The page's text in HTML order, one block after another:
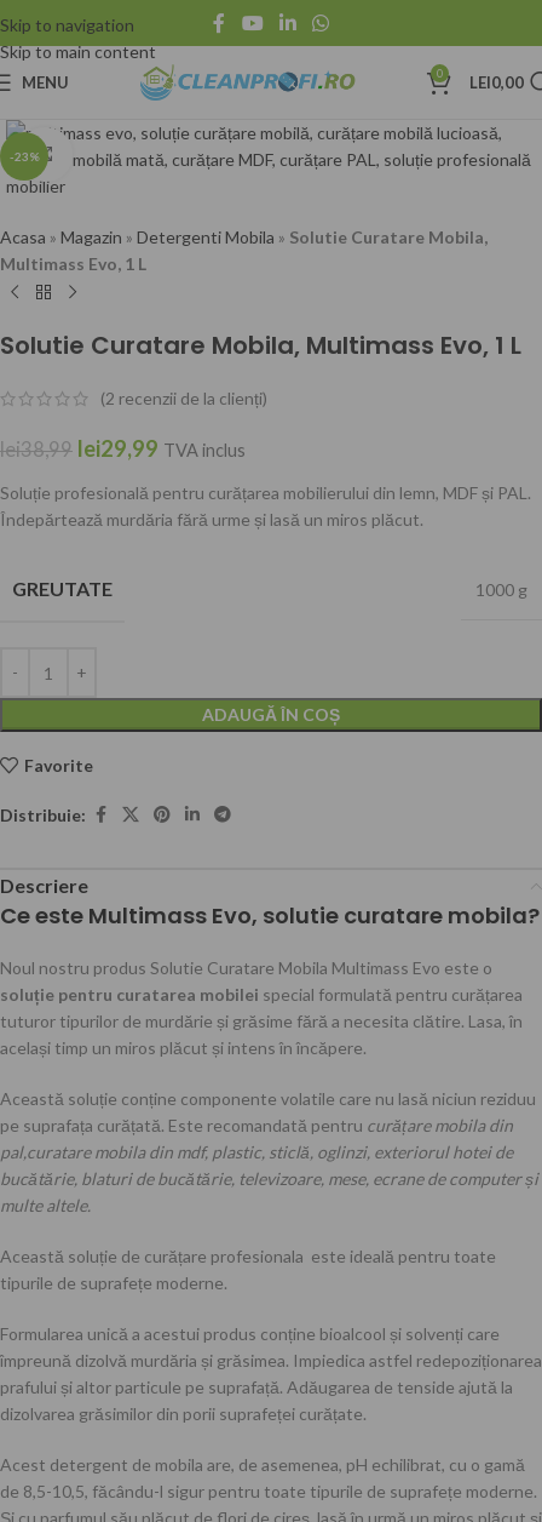
Skip to navigation
Skip to main content
MENU 0 LEI0,00
-23% Click to enlarge
Acasa » Magazin » Detergenti Mobila » Solutie Curatare Mobila,
Multimass Evo, 1 L
Solutie Curatare Mobila, Multimass Evo, 1 L
(2 recenzii de la clienți)
lei38,99 lei29,99 TVA inclus
Soluție profesională pentru curățarea mobilierului din lemn, MDF și PAL.
Îndepărtează murdăria fără urme și lasă un miros plăcut.
GREUTATE 1000 g
ADAUGĂ ÎN COȘ
Favorite
Distribuie:
Descriere
Ce este Multimass Evo, solutie curatare mobila?
Noul nostru produs Solutie Curatare Mobila Multimass Evo este o
soluție pentru curatarea mobilei special formulată pentru curățarea
tuturor tipurilor de murdărie și grăsime fără a necesita clătire. Lasa, în
același timp un miros plăcut și intens în încăpere.
Această soluție conține componente volatile care nu lasă niciun reziduu
pe suprafața curățată. Este recomandată pentru curățare mobila din
pal,curatare mobila din mdf, plastic, sticlă, oglinzi, exteriorul hotei de
bucătărie, blaturi de bucătărie, televizoare, mese, ecrane de computer și
multe altele.
Această soluție de curățare profesionala este ideală pentru toate
tipurile de suprafețe moderne.
Formularea unică a acestui produs conține bioalcool și solvenți care
împreună dizolvă murdăria și grăsimea. Impiedica astfel redepoziționarea
prafului și altor particule pe suprafață. Adăugarea de tenside ajută la
dizolvarea grăsimilor din porii suprafeței curățate.
Acest detergent de mobila are, de asemenea, pH echilibrat, cu o gamă
de 8,5-10,5, făcându-l sigur pentru toate tipurile de suprafețe moderne.